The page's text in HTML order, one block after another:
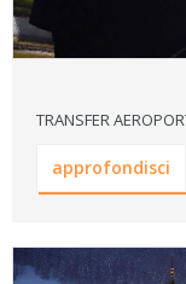
TRANSFER
approfondisci